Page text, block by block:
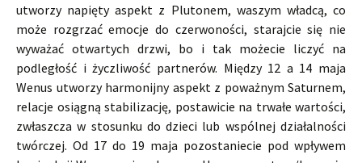
utworzy napięty aspekt z Plutonem, waszym władcą, co
może rozgrzać emocje do czerwoności, starajcie się nie
wyważać otwartych drzwi, bo i tak możecie liczyć na
podległość i życzliwość partnerów. Między 12 a 14 maja
Wenus utworzy harmonijny aspekt z poważnym Saturnem,
relacje osiągną stabilizację, postawicie na trwałe wartości,
zwłaszcza w stosunku do dzieci lub wspólnej działalności
twórczej. Od 17 do 19 maja pozostaniecie pod wpływem